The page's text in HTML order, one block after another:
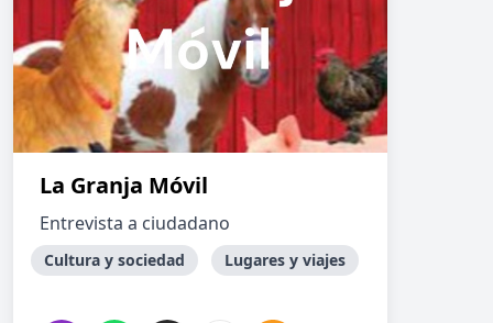
La Granja Móvil
Entrevista a ciudadano
Cultura y sociedad Lugares y viajes